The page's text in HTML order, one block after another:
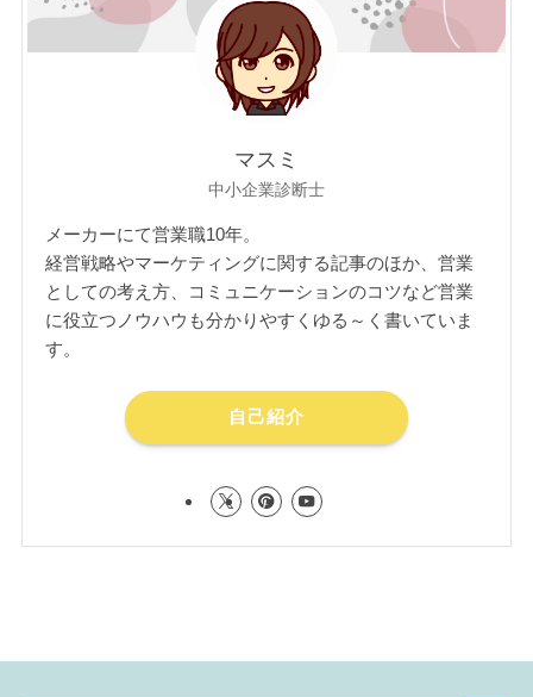
マスミ
中小企業診断士
メーカーにて営業職10年。
経営戦略やマーケティングに関する記事のほか、営業
としての考え方、コミュニケーションのコツなど営業
に役立つノウハウも分かりやすくゆる～く書いていま
す。
自己紹介